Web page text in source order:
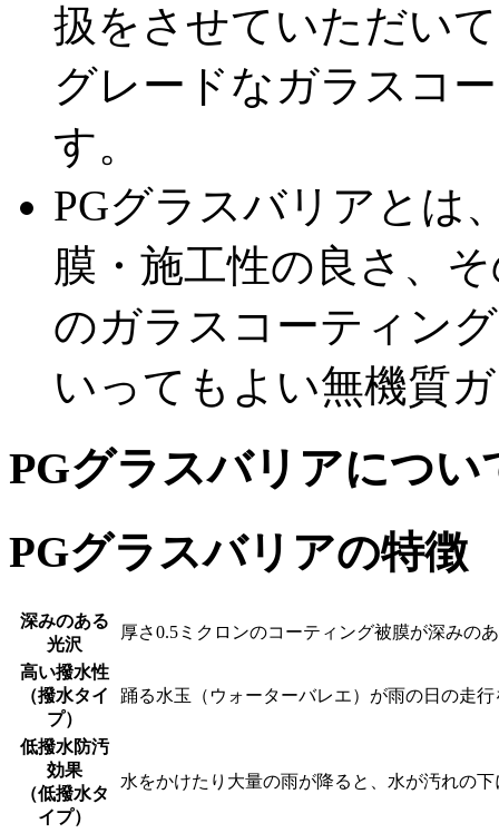
扱をさせていただい
グレードなガラスコ
す。
PGグラスバリアとは
膜・施工性の良さ、
のガラスコーティン
いってもよい無機質
PGグラスバリアについ
PGグラスバリアの特徴
深みのある
光沢
厚さ0.5ミクロンのコーティング被膜が深みの
高い撥水性
（撥水タイ
プ）
踊る水玉（ウォーターバレエ）が雨の日の走
低撥水防汚
効果
（低撥水タ
イプ）
水をかけたり大量の雨が降ると、水が汚れの